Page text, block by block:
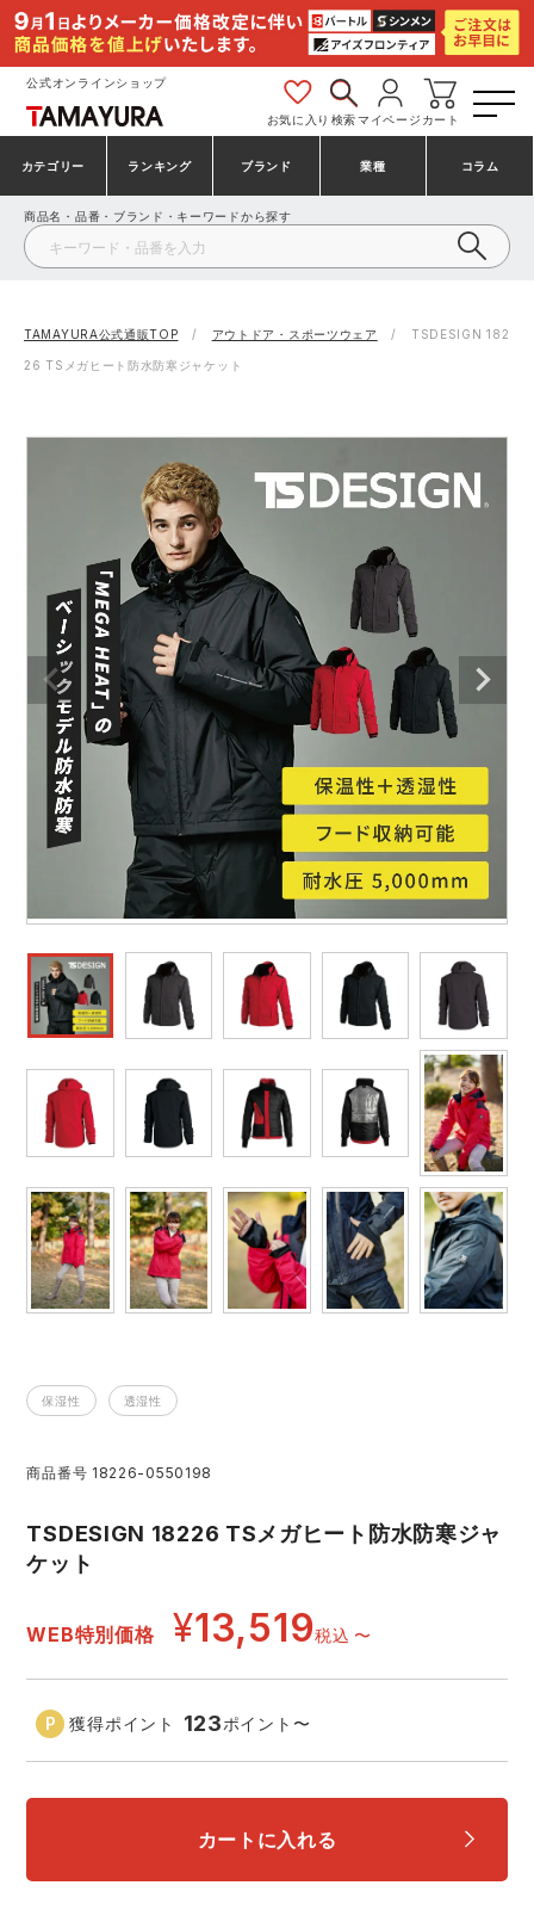
公式オンラインショップ
お気に入り 検索マイページ カート
カテゴリー
安全靴・作業靴
事務服・オフィスウェア
作業用手袋
アウトドア・スポーツ
ワークスーツ
コンプレッションウェア
作業用ポロシャツ
安全保護具
ヤッケ
作業用小物・アクセサリー
鞄・バッグ
ファン付き作業着・空調服
電熱ウェア・ヒートウェア
刺繍・プリント加工対象商品
ランキング
安全靴ランキング
安全靴スニーカーランキング
アシックス安全靴ランキング
ミズノ安全靴ランキング
作業着ランキング
アウトドアウェアランキング
つなぎランキング
空調服ランキング
コンプレッションウェアランキング
作業用ポロシャツランキング
作業用手袋ランキング
レインウェアランキング
アイズフロンティア ランキング
TSDESIGN ランキング
アイトス ランキング
ジーベック ランキング
ネーム刺繍・プリント加工対象商品
作業着
ニット
ファン付きウェア
ブランド
アシックス
プーマ コンバース（CONVERSE）
アイズフロンティア TSDESIGN
コーコス ジーベック
クロダルマ 桑和
山田辰 クレヒフク
おたふく手袋 マック
住商モンブラン ボンマックス
GUSH FORCE CUP
GDジャパン カーシーカシマ
シンメン 日進ゴム
ハイパーV 丸五
ムービンカット グラディエーター
エアークラフト
サーヴォ
アタックベース サンエス
イーブンリバー
スターライト工業 東洋物産工業
弘進ゴム 藤井電工
ビッグボーン商事株式会社
業種
建設・建築作業服
製造・工場作業服
電気・設備作業服
配達・営業作業服
自動車整備士作業服
DIY・日曜大工作業服
飲食店ユニフォーム
運送・倉庫作業服
清掃・ビルメンテ作業服
夜間・高視認性安全服
医療白衣・介護服
コラム
商品名・品番・ブランド・キーワードから探す
TAMAYURA公式通販TOP アウトドア・スポーツウェア TSDESIGN 182
26 TSメガヒート防水防寒ジャケット
保湿性 透湿性
商品番号 18226-0550198
TSDESIGN 18226 TSメガヒート防水防寒ジャ
ケット
WEB特別価格 ¥13,519税込 〜
獲得ポイント 123ポイント 〜
カートに入れる